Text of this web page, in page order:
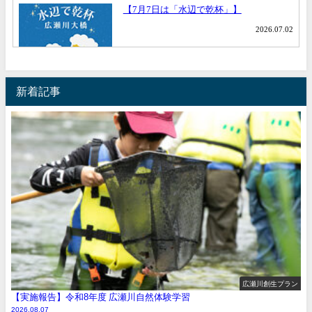
新着記事
広瀬川創生プラン
【実施報告】令和8年度 広瀬川自然体験学習
2026.08.07